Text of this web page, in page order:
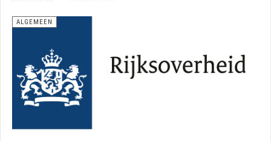
ALGEMEEN